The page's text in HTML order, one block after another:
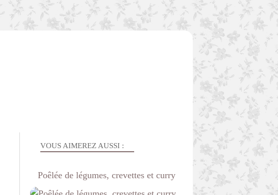
VOUS AIMEREZ AUSSI :
Poêlée de légumes, crevettes et curry